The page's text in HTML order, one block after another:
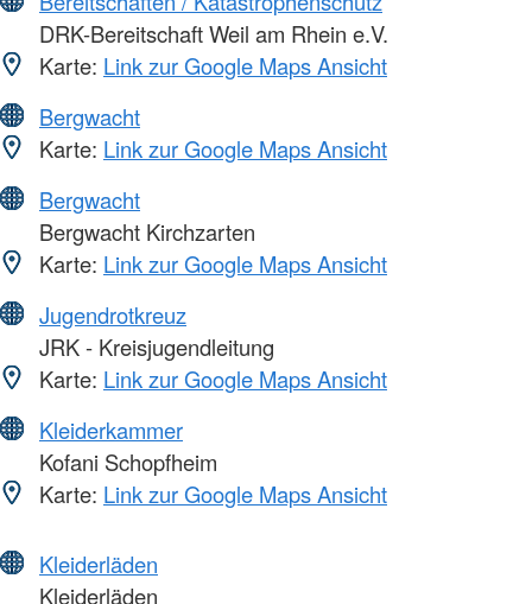
DRK-Bereitschaft Weil am Rhein e.V.
Karte: Link zur Google Maps Ansicht
Bergwacht
Karte: Link zur Google Maps Ansicht
Bergwacht
Bergwacht Kirchzarten
Karte: Link zur Google Maps Ansicht
Jugendrotkreuz
JRK - Kreisjugendleitung
Karte: Link zur Google Maps Ansicht
Kleiderkammer
Kofani Schopfheim
Karte: Link zur Google Maps Ansicht
Kleiderläden
Kleiderläden